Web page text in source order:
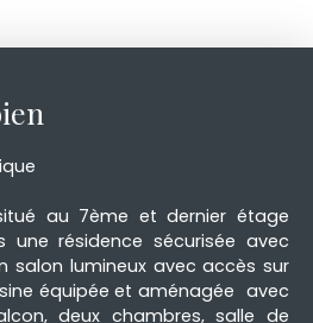
au 7ème et dernier étage
une résidence sécurisée avec
salon lumineux avec accès sur
équipée et aménagée avec
deux chambres, salle de